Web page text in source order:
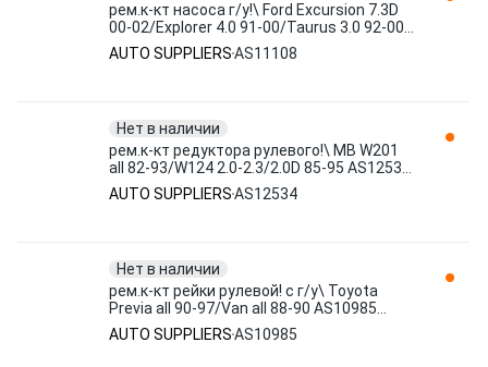
рем.к-кт насоса г/у!\ Ford Excursion 7.3D
00-02/Explorer 4.0 91-00/Taurus 3.0 92-00
AS11108 AUTO SUPPLIERS
AUTO SUPPLIERSAS11108
Нет в наличии
рем.к-кт редуктора рулевого!\ MB W201
all 82-93/W124 2.0-2.3/2.0D 85-95 AS12534
AUTO SUPPLIERS
AUTO SUPPLIERSAS12534
Нет в наличии
рем.к-кт рейки рулевой! с г/у\ Toyota
Previa all 90-97/Van all 88-90 AS10985
AUTO SUPPLIERS
AUTO SUPPLIERSAS10985